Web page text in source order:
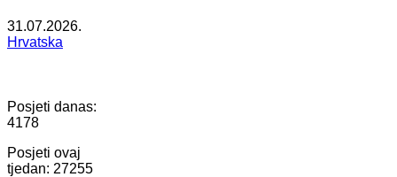
31.07.2026.
Hrvatska
Posjeti danas:
4178
Posjeti ovaj
tjedan: 27255